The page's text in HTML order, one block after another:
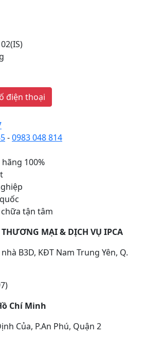
điện thoại
-0983 048 814
100%
tận tâm
THƯƠNG MẠI & DỊCH VỤ IPCA
B3D, KĐT Nam Trung Yên, Q.
Chí Minh
Của, P.An Phú, Quận 2